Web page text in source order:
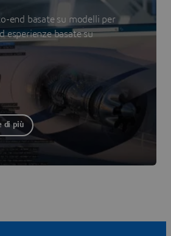
end basate su modelli per
esperienze basate su
di più